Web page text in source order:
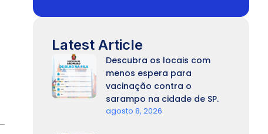
Latest Article
Descubra os locais com
menos espera para
vacinação contra o
sarampo na cidade de SP.
agosto 8, 2026